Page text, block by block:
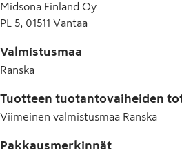
Midsona Finland Oy
PL 5, 01511 Vantaa
Valmistusmaa
Ranska
Tuotteen tuotantovaiheiden
Viimeinen valmistusmaa Ranska
Pakkausmerkinnät